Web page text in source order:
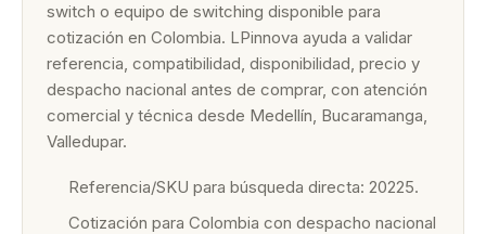
switch o equipo de switching disponible para
cotización en Colombia. LPinnova ayuda a validar
referencia, compatibilidad, disponibilidad, precio y
despacho nacional antes de comprar, con atención
comercial y técnica desde Medellín, Bucaramanga,
Valledupar.
Referencia/SKU para búsqueda directa: 20225.
Cotización para Colombia con despacho nacional